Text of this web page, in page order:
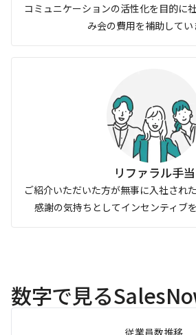
コミュニケーションの活性化を目的に
み会の費用を補助してい
リファラル手当
ご紹介いただいた方が無事に入社され
感謝の気持ちとしてインセンティブ
数字で見る
従業員数推移